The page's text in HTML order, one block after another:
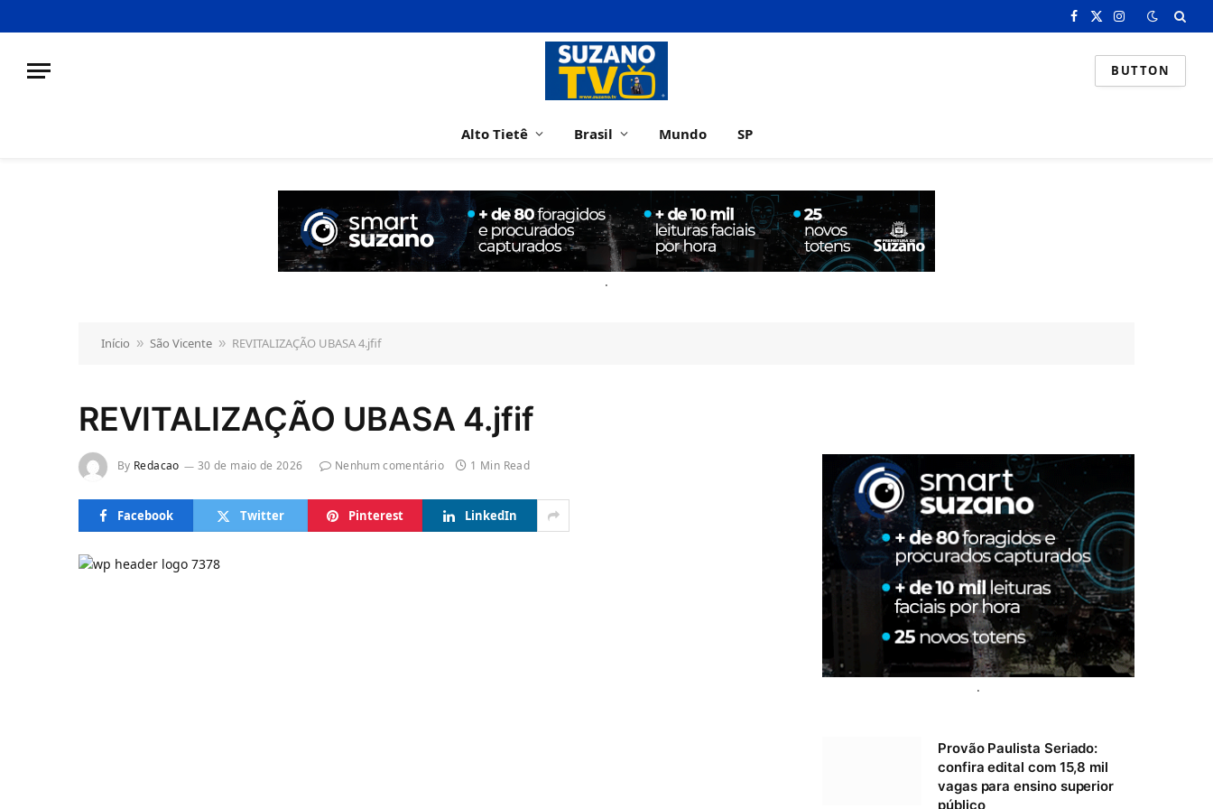
Facebook
X
Instagram
BUTTON
Alto Tietê Brasil Mundo SP
.
Início » São Vicente » REVITALIZAÇÃO UBASA 4.jfif
REVITALIZAÇÃO UBASA 4.jfif
By Redacao 30 de maio de 2026 Nenhum comentário 1 Min Read
Facebook Twitter Pinterest LinkedIn
.
Provão Paulista Seriado:
confira edital com 15,8 mil
vagas para ensino superior
público